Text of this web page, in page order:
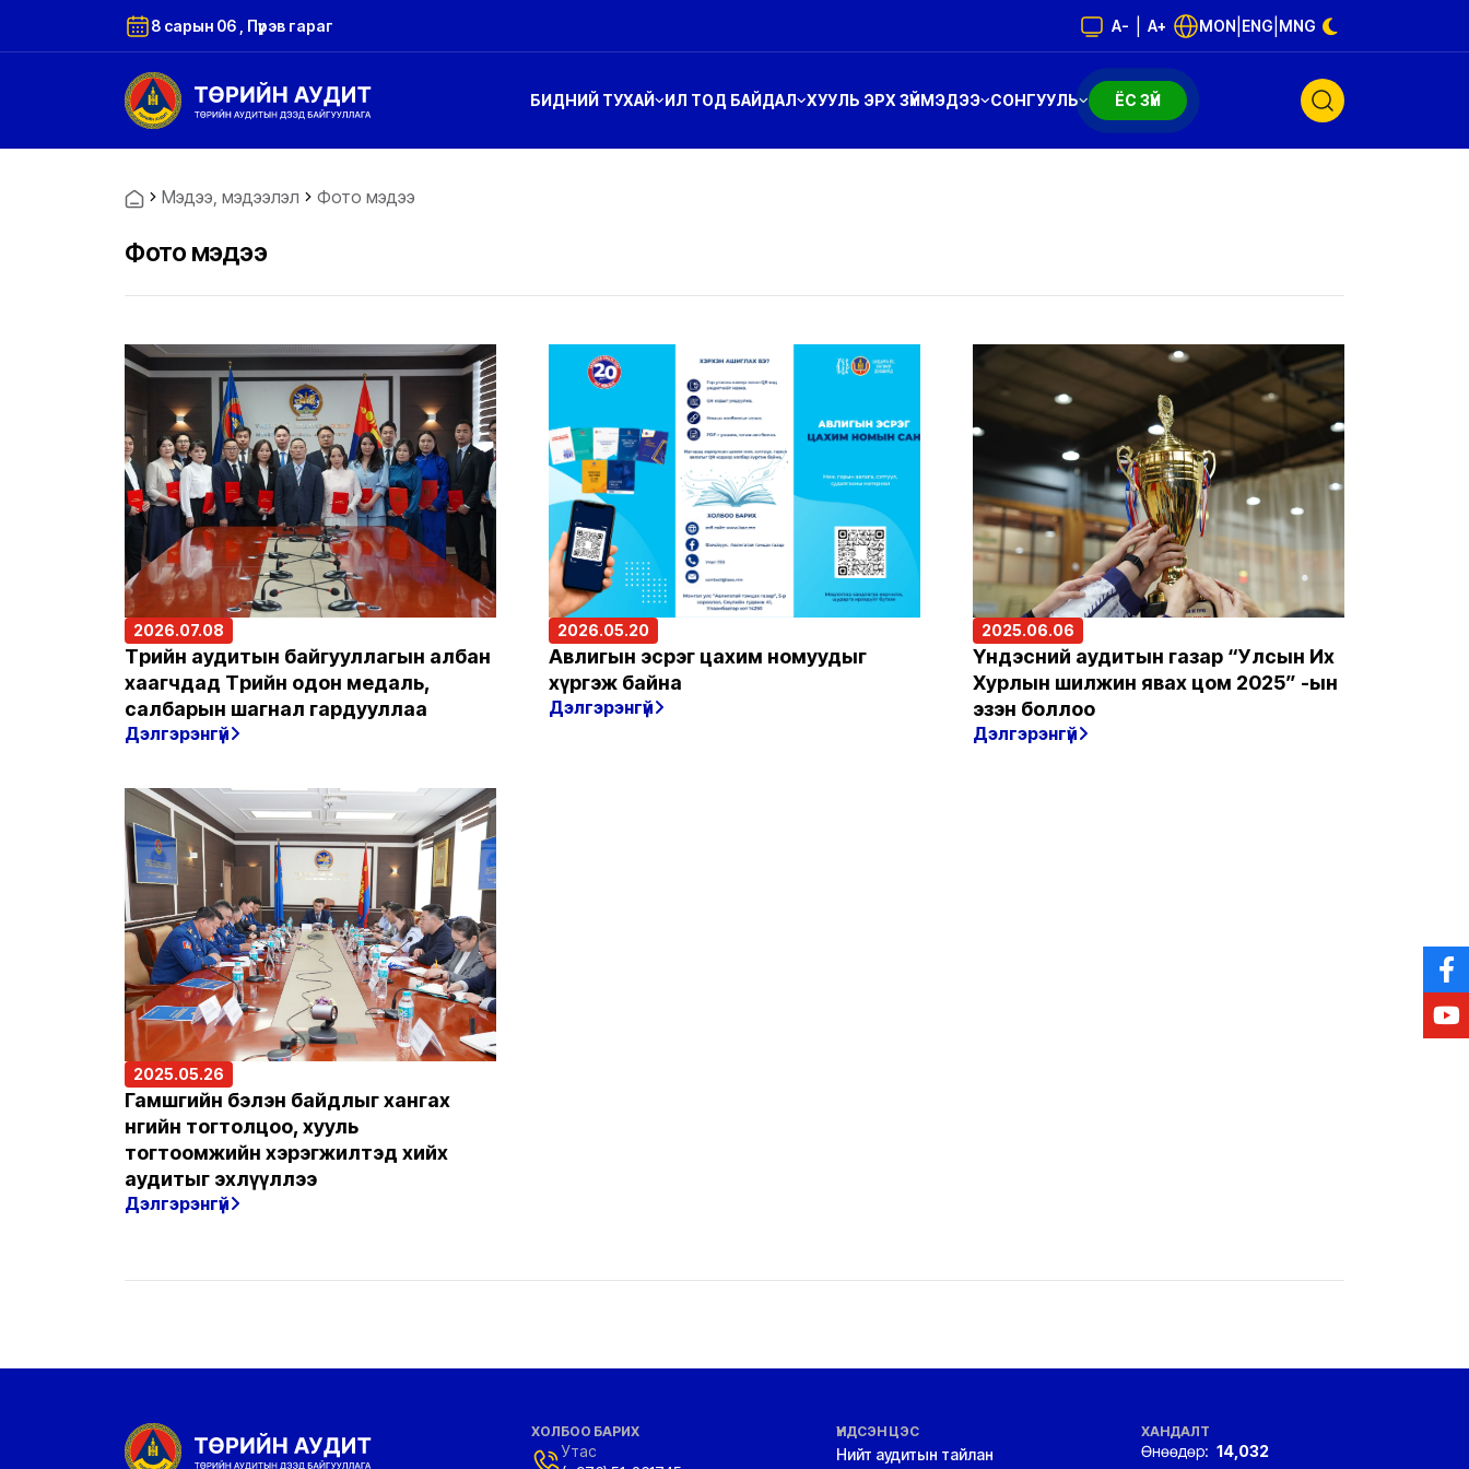
8 сарын 06 , Пүрэв гараг A- A+ MON ENG MNG
БИДНИЙ ТУХАЙ ИЛ ТОД БАЙДАЛ ХУУЛЬ ЭРХ ЗҮЙМЭДЭЭ СОНГУУЛЬ ЁС ЗҮЙ
Мэдээ, мэдээлэл Фото мэдээ
Фото мэдээ
2026.07.08
Төрийн аудитын байгууллагын албан
хаагчдад Төрийн одон медаль,
салбарын шагнал гардууллаа
Дэлгэрэнгүй
2026.05.20
Авлигын эсрэг цахим номуудыг
хүргэж байна
Дэлгэрэнгүй
2025.06.06
Үндэсний аудитын газар “Улсын Их
Хурлын шилжин явах цом 2025” -ын
эзэн боллоо
Дэлгэрэнгүй
2025.05.26
Гамшгийн бэлэн байдлыг хангах
өнөөгийн тогтолцоо, хууль
тогтоомжийн хэрэгжилтэд хийх
аудитыг эхлүүллээ
Дэлгэрэнгүй
ХОЛБОО БАРИХ
Утас
ҮНДСЭН ЦЭС
Нийт аудитын тайлан
ХАНДАЛТ
Өнөөдөр: 14,032